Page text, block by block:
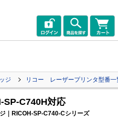
ジ リコー レーザープリンタ型番一
SP-C740H対応
｜RICOH-SP-C740-Cシリーズ